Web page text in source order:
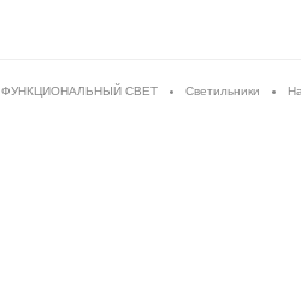
ФУНКЦИОНАЛЬНЫЙ СВЕТ Светильники